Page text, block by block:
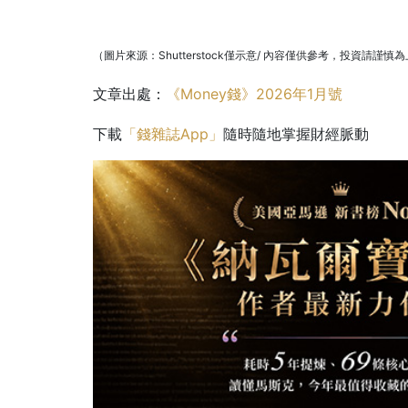
（圖片來源：Shutterstock僅示意/ 內容僅供參考，投資請謹慎為
文章出處： 《Money錢》2026年1月號
下載 「錢雜誌App」 隨時隨地掌握財經脈動